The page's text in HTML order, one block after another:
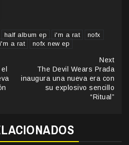
half album ep i'm a rat
nofx
a rat nofx new ep
Next
The Devil Wears Prada
inaugura una nueva era con
su explosivo sencillo
“Ritual”